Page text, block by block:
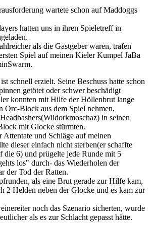
wartete schon auf Maddoggs
hatten uns in ihren Spieletreff in
als die Gastgeber waren, trafen
Spiel auf meinen Kieler Kumpel JaBa
schnell erzielt. Seine Beschuss hatte schon
getötet oder schwer beschädigt
konnten mit Hilfe der Höllenbrut lange
Orc-Block aus dem Spiel nehmen,
in seinen
mit Glocke stürmten.
Attentate und Schläge auf meinen
dieser einfach nicht sterben(er schaffte
die 6) und prügelte jede Runde mit 5
los" durch- das Wiederholen der
der Tod der Ratten.
als eine Brut gerade zur Hilfe kam,
2 Helden neben der Glocke und es kam zur
noch das Szenario sicherten, wurde
als es zur Schlacht gepasst hätte.